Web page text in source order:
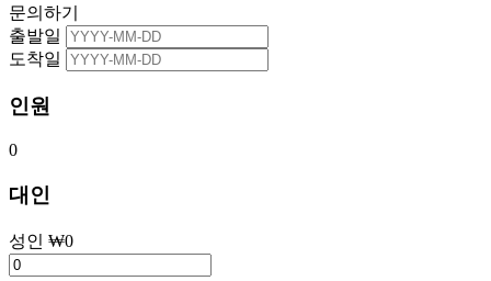
문의하기
출발일
도착일
인원
0
대인
성인 ₩0